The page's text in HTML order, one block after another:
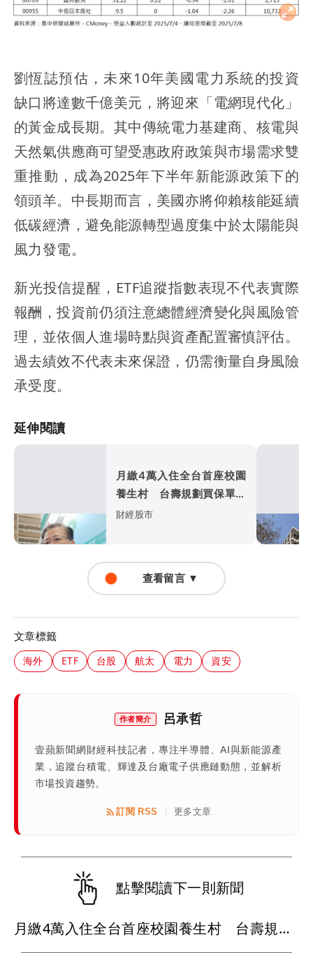
劉恆誌預估，未來10年美國電力系統的投資
缺口將達數千億美元，將迎來「電網現代化」
的黃金成長期。其中傳統電力基建商、核電與
天然氣供應商可望受惠政府政策與市場需求雙
重推動，成為2025年下半年新能源政策下的
領頭羊。中長期而言，美國亦將仰賴核能延續
低碳經濟，避免能源轉型過度集中於太陽能與
風力發電。
新光投信提醒，ETF追蹤指數表現不代表實際
報酬，投資前仍須注意總體經濟變化與風險管
理，並依個人進場時點與資產配置審慎評估。
過去績效不代表未來保證，仍需衡量自身風險
承受度。
延伸閱讀
月繳4萬入住全台首座校園
養生村 台壽規劃買保單可
「跳住」北中南養生宅
財經股市
查看留言 ▼
文章標籤
海外 ETF 台股 航太 電力 資安
作者簡介 呂承哲
壹蘋新聞網財經科技記者，專注半導體、AI與新能源產
業，追蹤台積電、輝達及台廠電子供應鏈動態，並解析
市場投資趨勢。
訂閱 RSS | 更多文章
點擊閱讀下一則新聞
月繳4萬入住全台首座校園養生村 台壽規劃買保單可「跳住」北中南養生宅